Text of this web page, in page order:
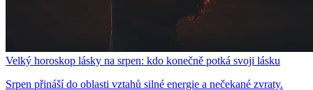
Velký horoskop lásky na srpen: kdo konečně potká svoji lásku
Srpen přináší do oblasti vztahů silné energie a nečekané zvraty.